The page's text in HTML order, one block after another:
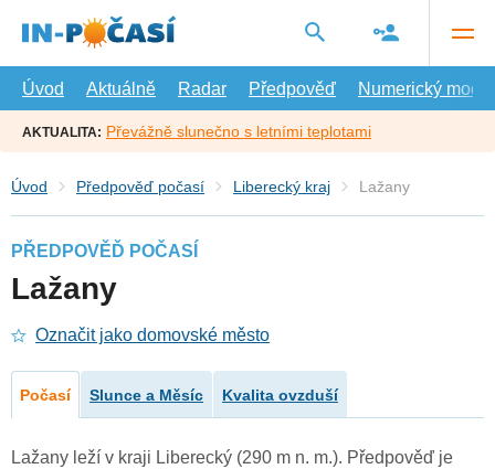
hlavní
Úvod
Aktuálně Radar Předpověď Numerický model
AKTUALITA: Převážně slunečno s letními teplotami
Úvod Předpověď počasí Liberecký kraj Lažany
PŘEDPOVĚĎ POČASÍ
Lažany
Označit jako domovské město
Počasí Slunce a Měsíc Kvalita ovzduší
Lažany leží v kraji Liberecký (290 m n. m.). Předpověď je